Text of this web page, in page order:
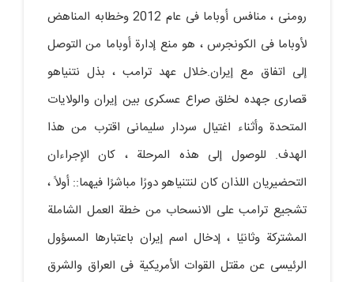
رومنی ، منافس أوباما فی عام 2012 وخطابه المناهض
لأوباما فی الکونجرس ، هو منع إدارة أوباما من التوصل
إلى اتفاق مع إیران.خلال عهد ترامب ، بذل نتنیاهو
قصارى جهده لخلق صراع عسکری بین إیران والولایات
المتحدة وأثناء اغتیال سردار سلیمانی اقترب من هذا
الهدف. للوصول إلى هذه المرحلة ، کان الإجراءان
التحضیریان اللذان کان لنتنیاهو دورًا مباشرًا فیهما:: أولاً ،
تشجیع ترامب على الانسحاب من خطة العمل الشاملة
المشترکة وثانیًا ، إدخال اسم إیران باعتبارها المسؤول
الرئیسی عن مقتل القوات الأمریکیة فی العراق والشرق